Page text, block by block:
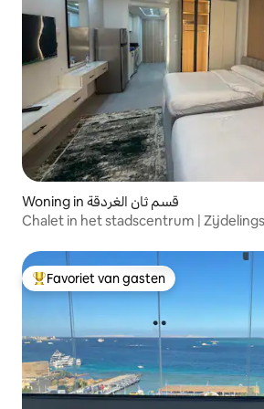
Woning in قسم ثان الغردقة
Chalet in het stadscentrum |
Topfavoriet van gasten
Favoriet van gasten